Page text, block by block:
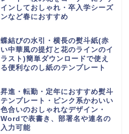
インしておしゃれ・卒入学シーズ
ンなど春におすすめ
蝶結びの水引・横長の熨斗紙(赤
い中華風の提灯と花のラインのイ
ラスト)簡単ダウンロードで使え
る便利なのし紙のテンプレート
昇進・転勤・定年におすすめ熨斗
テンプレート・ピンク系かわいい
色合いのおしゃれなデザイン・
Wordで表書き、部署名や連名の
入力可能